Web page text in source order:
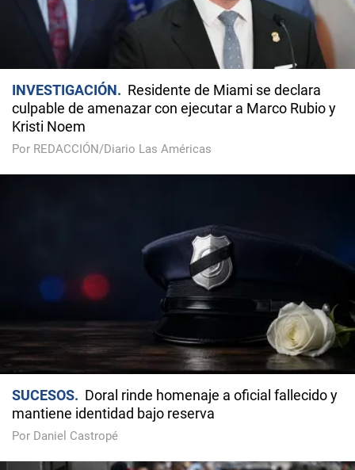
INVESTIGACIÓN
Residente de Miami se declara
culpable de amenazar con ejecutar a Marco Rubio y
Kristi Noem
Por REDACCIÓN/Diario Las Américas
SUCESOS
Doral rinde homenaje a oficial fallecido y
mantiene identidad bajo reserva
Por Daniel Castropé